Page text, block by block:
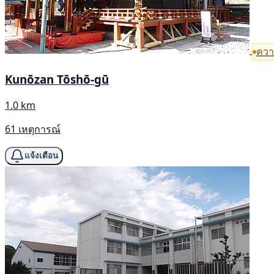
คว
Kunōzan Tōshō-gū
1.0 km
61 เหตุการณ์
แจ้งเตือน